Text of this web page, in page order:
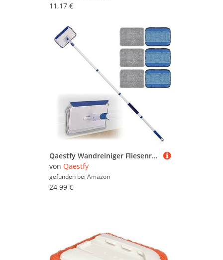
11,17 €
Qaestfy Wandreiniger Fliesenreiniger Gerät Fliesenwischer mit 152cm Aluminium langem Griff Bad Reiniger Wischmopp Fensterputzer mit Teleskopstiel 6 wiederverwendbar Pads
von Qaestfy
gefunden bei Amazon
24,99 €